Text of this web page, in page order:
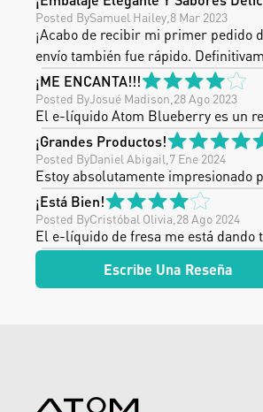
Posted BySamuel Hailey 8 Mar 2023
¡Acabo de recibir mi primer pedido
envío también fue rápido.
¡ME ENCANTA!!!
Posted ByJosué Madison 28 Ago 2023
El e-líquido Atom Blueberry es un
¡Grandes Productos!
Posted ByDaniel Abigail 7 Ene 2024
Estoy absolutamente impresionado
¡Está Bien!
Posted ByCristóbal Olivia 28 Ago 2024
El e-líquido de fresa me está dando
Escribe Una Reseña